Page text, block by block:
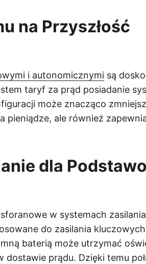
na Przyszłość
i autonomicznymi są
taryf za prąd posiadanie
może znacząco
pieniądze, ale również
dla
w systemach zasilania
do zasilania
baterią może utrzymać
prądu. Dzięki temu